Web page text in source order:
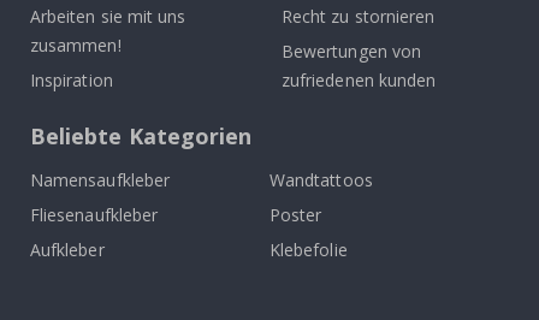
Arbeiten sie mit uns
zusammen!
Inspiration
Recht zu stornieren
Bewertungen von
zufriedenen kunden
Beliebte Kategorien
Namensaufkleber
Wandtattoos
Fliesenaufkleber
Poster
Aufkleber
Klebefolie